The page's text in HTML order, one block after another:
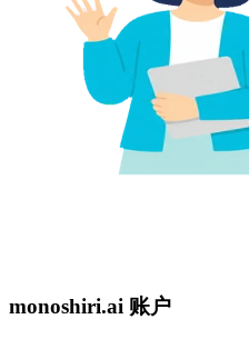
monoshiri.ai 账户